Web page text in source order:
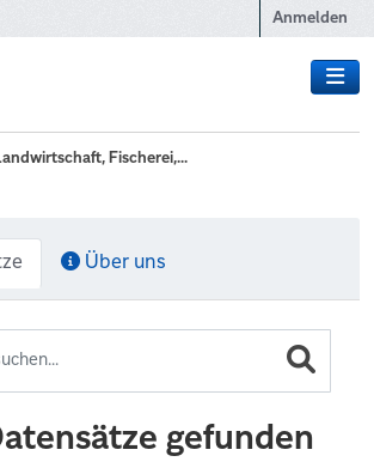
Anmelden
Fischerei,...
Über uns
gefunden